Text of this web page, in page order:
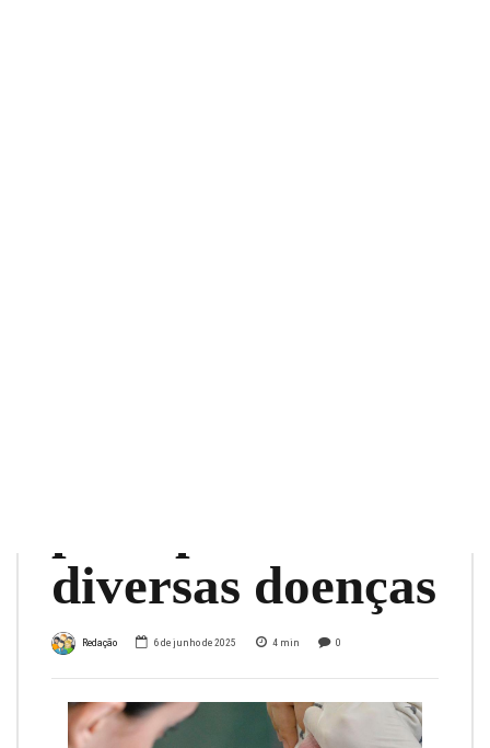
diversas doenças
Redação 6 de junho de 2025 4 min 0